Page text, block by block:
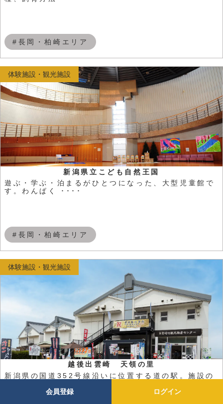
会員登録 ログイン
#長岡・柏崎エリア
新潟県立こども自然王国
遊ぶ・学ぶ・泊まるがひとつになった、大型児童館で
す。わんぱく ････
#長岡・柏崎エリア
体験施設・観光施設
越後出雲崎 天領の里
新潟県の国道352号線沿いに位置する道の駅。施設の
体験施設・観光施設